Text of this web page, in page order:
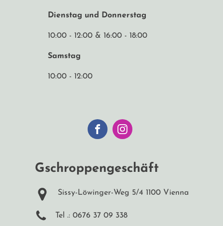
Dienstag und Donnerstag
10:00 - 12:00 & 16:00 - 18:00
Samstag
10:00 - 12:00
Gschroppengeschäft
Sissy-Löwinger-Weg 5/4 1100 Vienna
Tel .: 0676 37 09 338